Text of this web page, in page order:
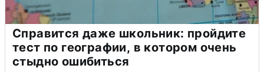
Справится даже школьник: пройдите
тест по географии, в котором очень
стыдно ошибиться